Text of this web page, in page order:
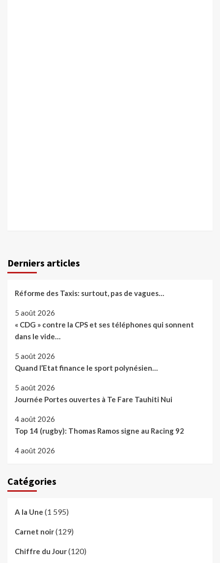
Derniers articles
Réforme des Taxis: surtout, pas de vagues…
5 août 2026
« CDG » contre la CPS et ses téléphones qui sonnent
dans le vide…
5 août 2026
Quand l’Etat finance le sport polynésien…
5 août 2026
Journée Portes ouvertes à Te Fare Tauhiti Nui
4 août 2026
Top 14 (rugby): Thomas Ramos signe au Racing 92
4 août 2026
Catégories
A la Une (1 595)
Carnet noir(129)
Chiffre du Jour(120)